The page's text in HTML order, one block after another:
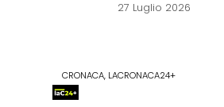
27 Luglio 2026
CRONACA, LACRONACA24+